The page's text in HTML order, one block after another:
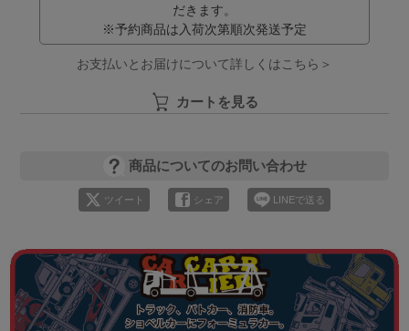
だきます。
※予約商品は入荷次第順次発送予定
お支払いとお届けについて詳しくはこちら＞
カートを見る
商品についてのお問い合わせ
ツイート シェア LINEで送る